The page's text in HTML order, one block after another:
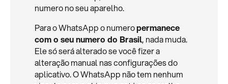
numero no seu aparelho.
Para o WhatsApp o numeropermanece
com o seu numero do Brasil, nada muda.
Ele só será alterado se você fizer a
alteração manual nas configurações do
aplicativo. O WhatsApp não tem nenhum